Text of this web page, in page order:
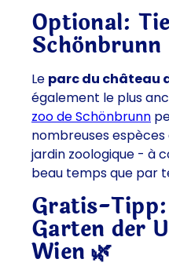
Optional:
Schönbrunn
Le parc du château
également le plus
zoo de Schönbrunn
nombreuses
jardin zoologique - à
beau temps que par
Gratis-
Garten der
Wien 🌿